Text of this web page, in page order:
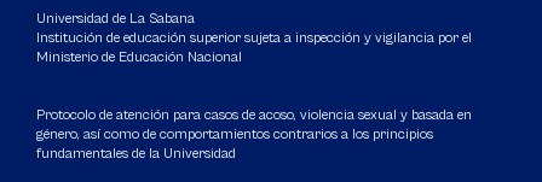
Universidad de La Sabana
Institución de educación superior sujeta a inspección y vigilancia por el
Ministerio de Educación Nacional
Protocolo de atención para casos de acoso, violencia sexual y basada en
género, así como de comportamientos contrarios a los principios
fundamentales de la Universidad